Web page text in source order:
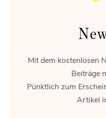
Mit dem kostenlosen
Beiträge
Pünktlich zum
Artikel